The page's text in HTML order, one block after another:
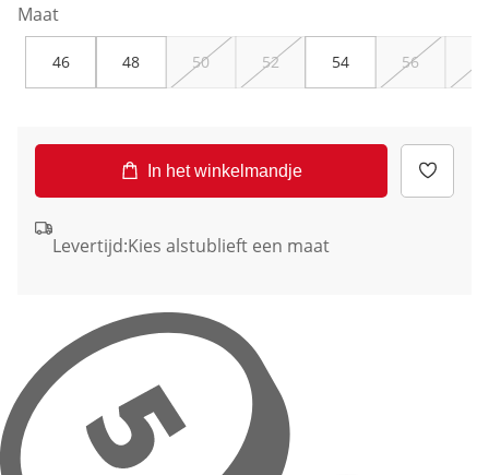
Maat
46 48 50 52 54 56
In het winkelmandje
Levertijd:Kies alstublieft een maat